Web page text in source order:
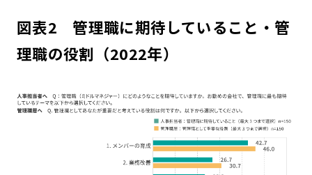
図表2 管理職に期待していること・管
理職の役割（2022年）